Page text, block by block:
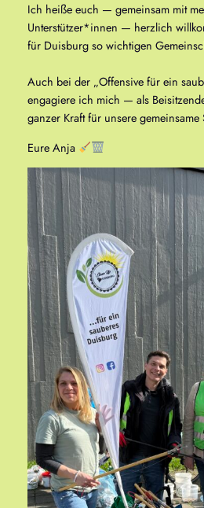
Ich heiße euch — gemeinsam mit
Unterstützer*innen — herzlich
für Duisburg so wichtigen
Auch bei der „Offensive für ein
engagiere ich mich — als
ganzer Kraft für unsere gemeinsame
Eure Anja